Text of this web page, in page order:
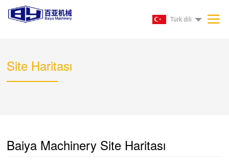
Türk dili
Site Haritası
Baiya Machinery Site Haritası